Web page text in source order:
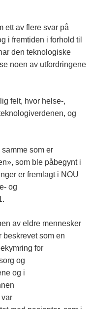
ett av flere svar på
i fremtiden i forhold til
den teknologiske
noen av utfordringene
felt, hvor helse-,
og
som er
som ble påbegynt i
er fremlagt i NOU
og
av eldre mennesker
beskrevet som en
for
og
og i